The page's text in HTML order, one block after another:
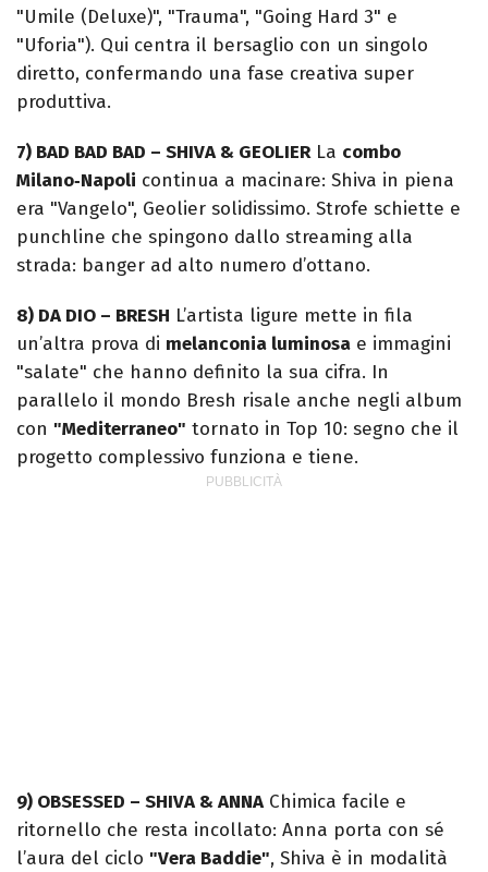
"Umile (Deluxe)", "Trauma", "Going Hard 3" e
"Uforia"). Qui centra il bersaglio con un singolo
diretto, confermando una fase creativa super
produttiva.
7) BAD BAD BAD – SHIVA & GEOLIERLa combo
Milano‑Napoli continua a macinare: Shiva in piena
era "Vangelo", Geolier solidissimo. Strofe schiette e
punchline che spingono dallo streaming alla
strada: banger ad alto numero d’ottano.
8) DA DIO – BRESH L’artista ligure mette in fila
un’altra prova di melanconia luminosa e immagini
"salate" che hanno definito la sua cifra. In
parallelo il mondo Bresh risale anche negli album
con "Mediterraneo" tornato in Top 10: segno che il
progetto complessivo funziona e tiene.
9) OBSESSED – SHIVA & ANNAChimica facile e
ritornello che resta incollato: Anna porta con sé
l’aura del ciclo "Vera Baddie", Shiva è in modalità